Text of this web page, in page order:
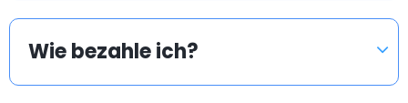
Wie bezahle ich?